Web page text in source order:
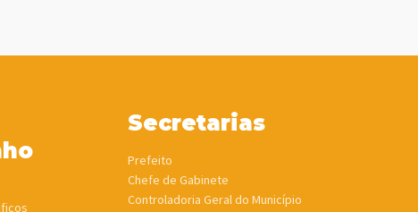
Secretarias
Prefeito
Chefe de Gabinete
Controladoria Geral do Município